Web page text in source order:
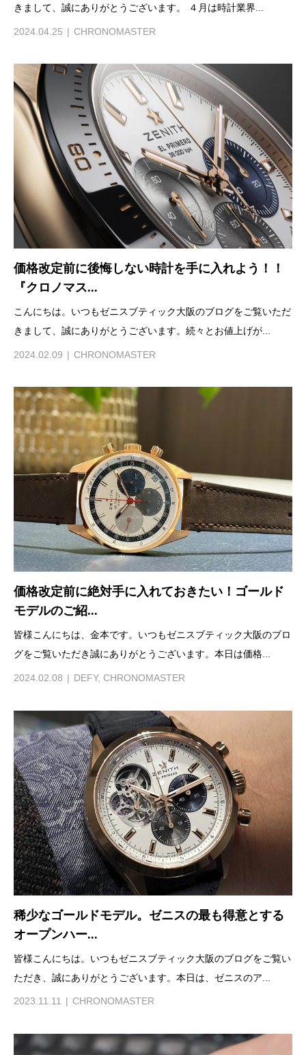
きまして、誠にありがとうございます。 ４月は時計業界...
2024.04.25 CHRONOMASTER
価格改定前に後悔しない時計を手に入れよう！！
『クロノマス...
こんにちは。いつもゼニスブティック大阪のブログをご覧いただ
きまして、誠にありがとうございます。続々とお値上げが...
2024.02.09 CHRONOMASTER
価格改定前に絶対手に入れておきたい！ゴールド
モデルのご紹...
皆様こんにちは、金本です。いつもゼニスブティック大阪のブロ
グをご覧いただき誠にありがとうございます。本日は価格...
2024.02.08 DEFY, CHRONOMASTER
稀少なゴールドモデル。ゼニスの最も得意とする
オープンハー...
皆様こんにちは。いつもゼニスブティック大阪のブログをご覧い
ただき、誠にありがとうございます。本日は、ゼニスのア...
2023.11.11 CHRONOMASTER